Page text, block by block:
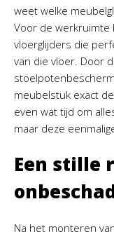
weet welke
Voor de werkruimte
vloerglijders die
van die vloer. Door
meubelstuk exact
even wat tijd om
maar deze
Een stille
Na het monteren